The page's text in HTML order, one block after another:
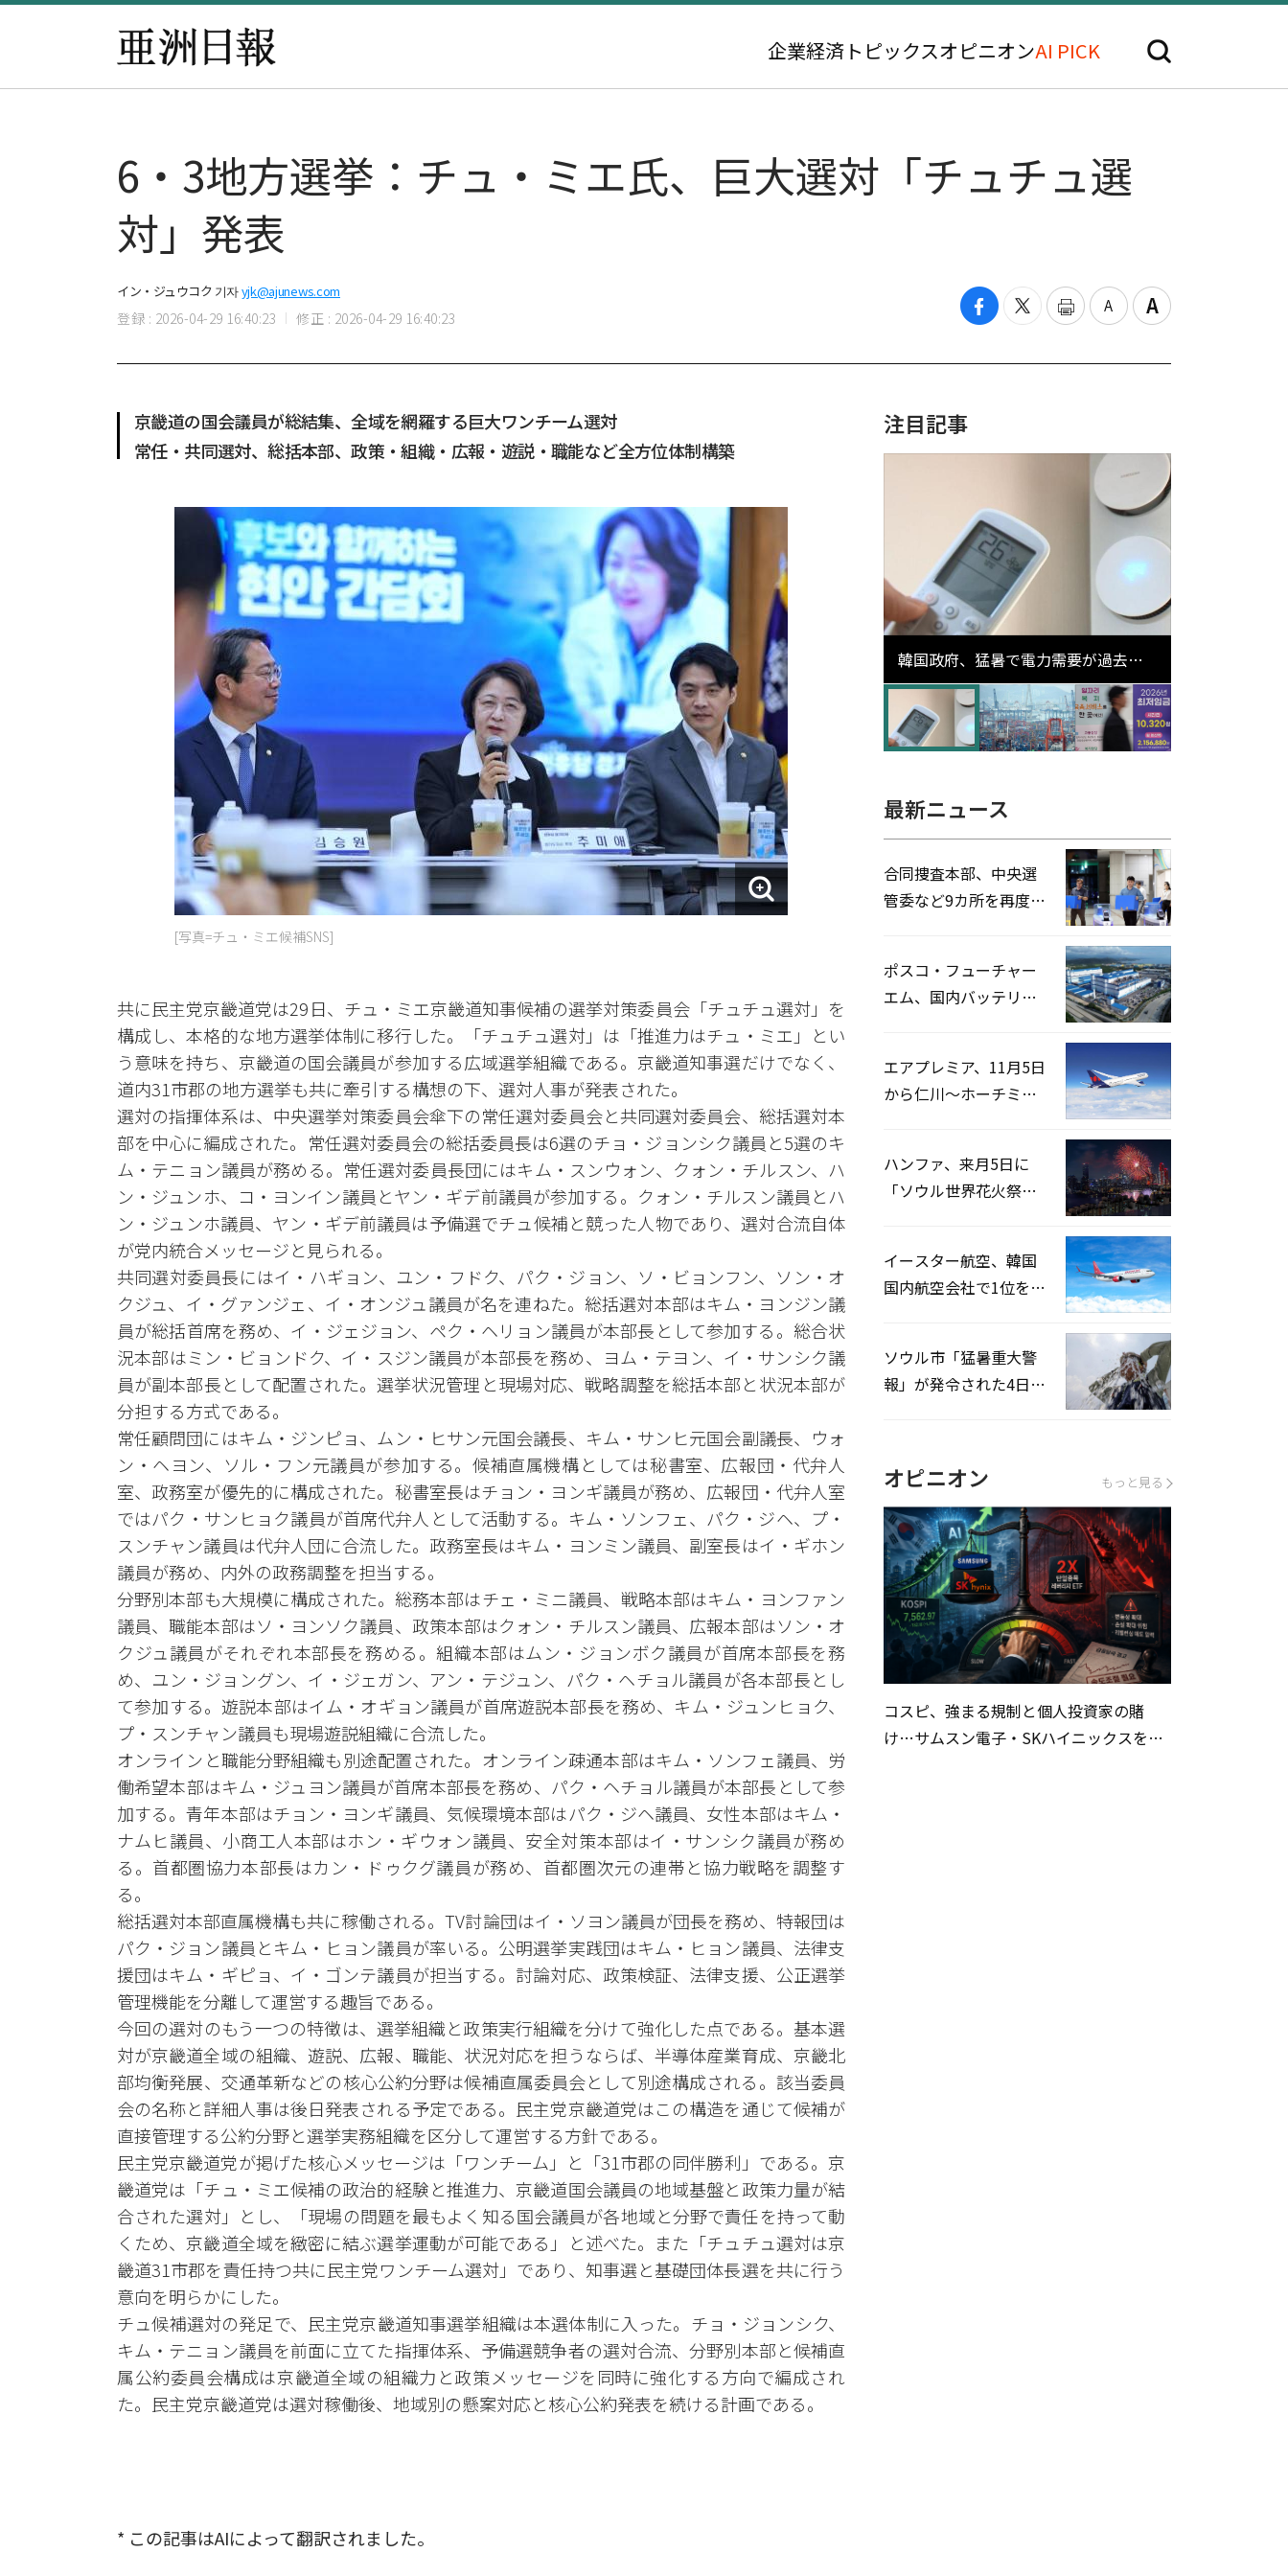
企業経済 トピックスオピニオンAI PICK
6・3地方選挙：チュ・ミエ氏、巨大選対「チュチュ選
対」発表
イン・ジュウコク 기자yjk@ajunews.com
登録 : 2026-04-29 16:40:23 修正 : 2026-04-29 16:40:23
京畿道の国会議員が総結集、全域を網羅する巨大ワンチーム選対
常任・共同選対、総括本部、政策・組織・広報・遊説・職能など全方位体制構築
[写真=チュ・ミエ候補SNS]
共に民主党京畿道党は29日、チュ・ミエ京畿道知事候補の選挙対策委員会「チュチュ選対」を
構成し、本格的な地方選挙体制に移行した。「チュチュ選対」は「推進力はチュ・ミエ」とい
う意味を持ち、京畿道の国会議員が参加する広域選挙組織である。京畿道知事選だけでなく、
道内31市郡の地方選挙も共に牽引する構想の下、選対人事が発表された。
選対の指揮体系は、中央選挙対策委員会傘下の常任選対委員会と共同選対委員会、総括選対本
部を中心に編成された。常任選対委員会の総括委員長は6選のチョ・ジョンシク議員と5選のキ
ム・テニョン議員が務める。常任選対委員長団にはキム・スンウォン、クォン・チルスン、ハ
ン・ジュンホ、コ・ヨンイン議員とヤン・ギデ前議員が参加する。クォン・チルスン議員とハ
ン・ジュンホ議員、ヤン・ギデ前議員は予備選でチュ候補と競った人物であり、選対合流自体
が党内統合メッセージと見られる。
共同選対委員長にはイ・ハギョン、ユン・フドク、パク・ジョン、ソ・ビョンフン、ソン・オ
クジュ、イ・グァンジェ、イ・オンジュ議員が名を連ねた。総括選対本部はキム・ヨンジン議
員が総括首席を務め、イ・ジェジョン、ペク・ヘリョン議員が本部長として参加する。総合状
況本部はミン・ビョンドク、イ・スジン議員が本部長を務め、ヨム・テヨン、イ・サンシク議
員が副本部長として配置された。選挙状況管理と現場対応、戦略調整を総括本部と状況本部が
分担する方式である。
常任顧問団にはキム・ジンピョ、ムン・ヒサン元国会議長、キム・サンヒ元国会副議長、ウォ
ン・ヘヨン、ソル・フン元議員が参加する。候補直属機構としては秘書室、広報団・代弁人
室、政務室が優先的に構成された。秘書室長はチョン・ヨンギ議員が務め、広報団・代弁人室
ではパク・サンヒョク議員が首席代弁人として活動する。キム・ソンフェ、パク・ジヘ、プ・
スンチャン議員は代弁人団に合流した。政務室長はキム・ヨンミン議員、副室長はイ・ギホン
議員が務め、内外の政務調整を担当する。
分野別本部も大規模に構成された。総務本部はチェ・ミニ議員、戦略本部はキム・ヨンファン
議員、職能本部はソ・ヨンソク議員、政策本部はクォン・チルスン議員、広報本部はソン・オ
クジュ議員がそれぞれ本部長を務める。組織本部はムン・ジョンボク議員が首席本部長を務
め、ユン・ジョングン、イ・ジェガン、アン・テジュン、パク・ヘチョル議員が各本部長とし
て参加する。遊説本部はイム・オギョン議員が首席遊説本部長を務め、キム・ジュンヒョク、
プ・スンチャン議員も現場遊説組織に合流した。
オンラインと職能分野組織も別途配置された。オンライン疎通本部はキム・ソンフェ議員、労
働希望本部はキム・ジュヨン議員が首席本部長を務め、パク・ヘチョル議員が本部長として参
加する。青年本部はチョン・ヨンギ議員、気候環境本部はパク・ジヘ議員、女性本部はキム・
ナムヒ議員、小商工人本部はホン・ギウォン議員、安全対策本部はイ・サンシク議員が務め
る。首都圏協力本部長はカン・ドゥクグ議員が務め、首都圏次元の連帯と協力戦略を調整す
る。
総括選対本部直属機構も共に稼働される。TV討論団はイ・ソヨン議員が団長を務め、特報団は
パク・ジョン議員とキム・ヒョン議員が率いる。公明選挙実践団はキム・ヒョン議員、法律支
援団はキム・ギピョ、イ・ゴンテ議員が担当する。討論対応、政策検証、法律支援、公正選挙
管理機能を分離して運営する趣旨である。
今回の選対のもう一つの特徴は、選挙組織と政策実行組織を分けて強化した点である。基本選
対が京畿道全域の組織、遊説、広報、職能、状況対応を担うならば、半導体産業育成、京畿北
部均衡発展、交通革新などの核心公約分野は候補直属委員会として別途構成される。該当委員
会の名称と詳細人事は後日発表される予定である。民主党京畿道党はこの構造を通じて候補が
直接管理する公約分野と選挙実務組織を区分して運営する方針である。
民主党京畿道党が掲げた核心メッセージは「ワンチーム」と「31市郡の同伴勝利」である。京
畿道党は「チュ・ミエ候補の政治的経験と推進力、京畿道国会議員の地域基盤と政策力量が結
合された選対」とし、「現場の問題を最もよく知る国会議員が各地域と分野で責任を持って動
くため、京畿道全域を緻密に結ぶ選挙運動が可能である」と述べた。また「チュチュ選対は京
畿道31市郡を責任持つ共に民主党ワンチーム選対」であり、知事選と基礎団体長選を共に行う
意向を明らかにした。
チュ候補選対の発足で、民主党京畿道知事選挙組織は本選体制に入った。チョ・ジョンシク、
キム・テニョン議員を前面に立てた指揮体系、予備選競争者の選対合流、分野別本部と候補直
属公約委員会構成は京畿道全域の組織力と政策メッセージを同時に強化する方向で編成され
た。民主党京畿道党は選対稼働後、地域別の懸案対応と核心公約発表を続ける計画である。
* この記事はAIによって翻訳されました。
注目記事
韓国政府、猛暑で電力需要が過去最
高更新の可能性に需給対応体制を点
検
最新ニュース
合同捜査本部、中央選
管委など9カ所を再度家
ポスコ・フューチャー
エム、国内バッテリー
エアプレミア、11月5日
から仁川〜ホーチミン
ハンファ、来月5日に
「ソウル世界花火祭り
イースター航空、韓国
国内航空会社で1位を記
ソウル市「猛暑重大警
報」が発令された4日、
オピニオン もっと見る
コスピ、強まる規制と個人投資家の賭
け…サムスン電子・SKハイニックスを巡